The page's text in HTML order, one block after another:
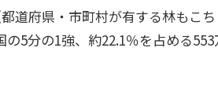
道府県・市町村が有する林もこ
の5分の1強、約22.1％を占める